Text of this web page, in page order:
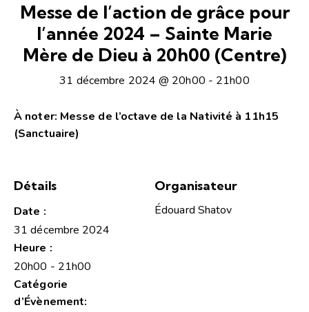
Messe de l’action de grâce pour
l’année 2024 – Sainte Marie
Mère de Dieu à 20h00 (Centre)
31 décembre 2024 @ 20h00 - 21h00
À noter: Messe de l’octave de la Nativité à 11h15
(Sanctuaire)
Détails
Date :
31 décembre 2024
Heure :
20h00 - 21h00
Catégorie
d’Évènement:
Organisateur
Édouard Shatov